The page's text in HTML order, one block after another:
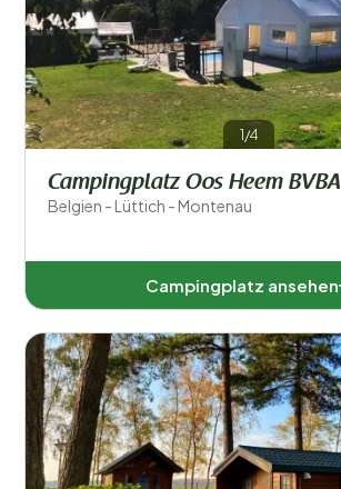
1/4
Campingplatz Oos Heem BVBA
Belgien - Lüttich - Montenau
Campingplatz ansehen